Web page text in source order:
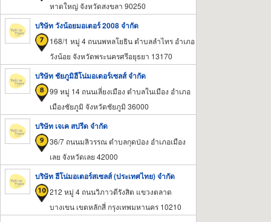
หาดใหญ่ จังหวัดสงขลา 90250
บริษัท วังน้อยมอเตอร์ 2008 จำกัด
168/1 หมู่ 4 ถนนพหลโยธิน ตำบลลำไทร อำเภอ
วังน้อย จังหวัดพระนครศรีอยุธยา 13170
บริษัท ชัยภูมิฮีโน่มอเตอร์เซลส์ จำกัด
99 หมู่ 14 ถนนเลี่ยงเมือง ตำบลในเมือง อำเภอ
เมืองชัยภูมิ จังหวัดชัยภูมิ 36000
บริษัท เจเค สปรีด จำกัด
36/7 ถนนมลิวรรณ ตำบลกุดป่อง อำเภอเมือง
เลย จังหวัดเลย 42000
บริษัท ฮีโน่มอเตอร์สเซลส์ (ประเทศไทย) จำกัด
212 หมู่ 4 ถนนวิภาวดีรังสิต แขวงตลาด
บางเขน เขตหลักสี่ กรุงเทพมหานคร 10210